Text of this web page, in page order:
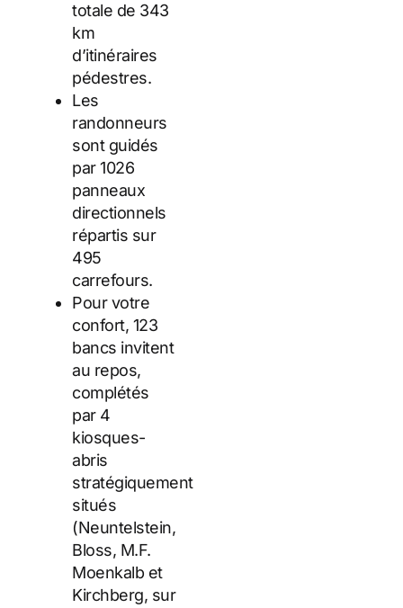
totale de 343
km
d’itinéraires
pédestres.
Les
randonneurs
sont guidés
par 1026
panneaux
directionnels
répartis sur
495
carrefours.
Pour votre
confort, 123
bancs invitent
au repos,
complétés
par 4
kiosques-
abris
stratégiquement
situés
(Neuntelstein,
Bloss, M.F.
Moenkalb et
Kirchberg, sur